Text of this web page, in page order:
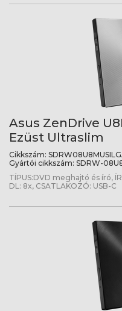
Asus ZenDrive
Ezüst Ultraslim
Cikkszám:
Gyártói cikkszám: SDRW-
TÍPUS:DVD meghajtó és író,
DL: 8x, CSATLAKOZÓ: USB-C